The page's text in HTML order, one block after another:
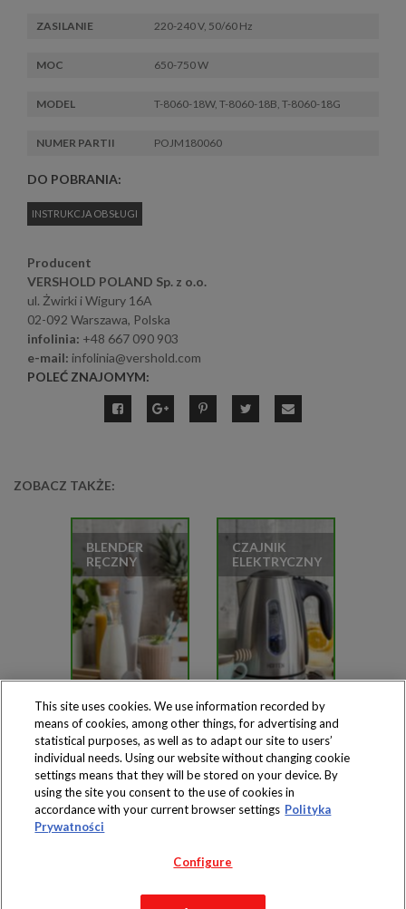
ZASILANIE 220-240 V, 50/60 Hz
MOC 650-750 W
MODEL T-8060-18W, T-8060-18B, T-8060-18G
NUMER PARTII POJM180060
DO POBRANIA:
INSTRUKCJA OBSŁUGI
Producent
VERSHOLD POLAND Sp. z o.o.
ul. Żwirki i Wigury 16A
02-092 Warszawa, Polska
infolinia: +48 667 090 903
e-mail: infolinia@vershold.com
POLEĆ ZNAJOMYM:
ZOBACZ TAKŻE:
BLENDER
RĘCZNY
CZAJNIK
ELEKTRYCZNY
Produkty dostępne
wyłącznie w sklepach
Copyright 2019 Jeronimo Martins Polska S.A.
This site uses cookies. We use information recorded by
means of cookies, among other things, for advertising and
statistical purposes, as well as to adapt our site to users’
individual needs. Using our website without changing cookie
settings means that they will be stored on your device. By
using the site you consent to the use of cookies in
accordance with your current browser settings Polityka
Prywatności
Configure